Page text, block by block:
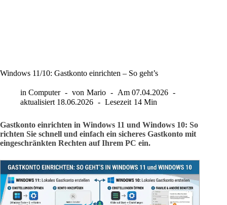
Windows 11/10: Gastkonto einrichten – So geht’s
in Computer von Mario Am 07.04.2026
aktualisiert 18.06.2026 Lesezeit 14 Min
Gastkonto einrichten in Windows 11 und Windows 10: So
richten Sie schnell und einfach ein sicheres Gastkonto mit
eingeschränkten Rechten auf Ihrem PC ein.